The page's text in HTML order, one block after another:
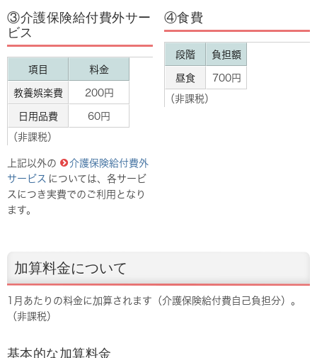
③介護保険給付費外サー
ビス
（非課税）
項目
料金
教養娯楽費
200円
日用品費
60円
上記以外の
介護保険給付費外
サービス については、各サービ
スにつき実費でのご利用となり
ます。
④食費
（非課税）
段階
負担額
昼食
700円
加算料金について
1月あたりの料金に加算されます（介護保険給付費自己負担分）。
（非課税）
基本的な加算料金